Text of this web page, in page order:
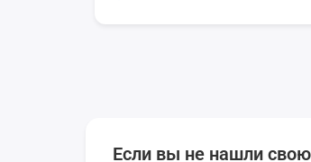
Если вы не нашли